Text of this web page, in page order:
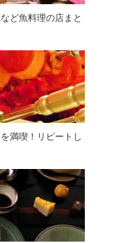
ど魚料理の店まと
満喫！リピートし